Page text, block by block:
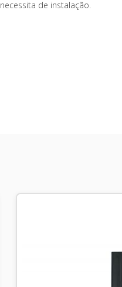
de instalação.